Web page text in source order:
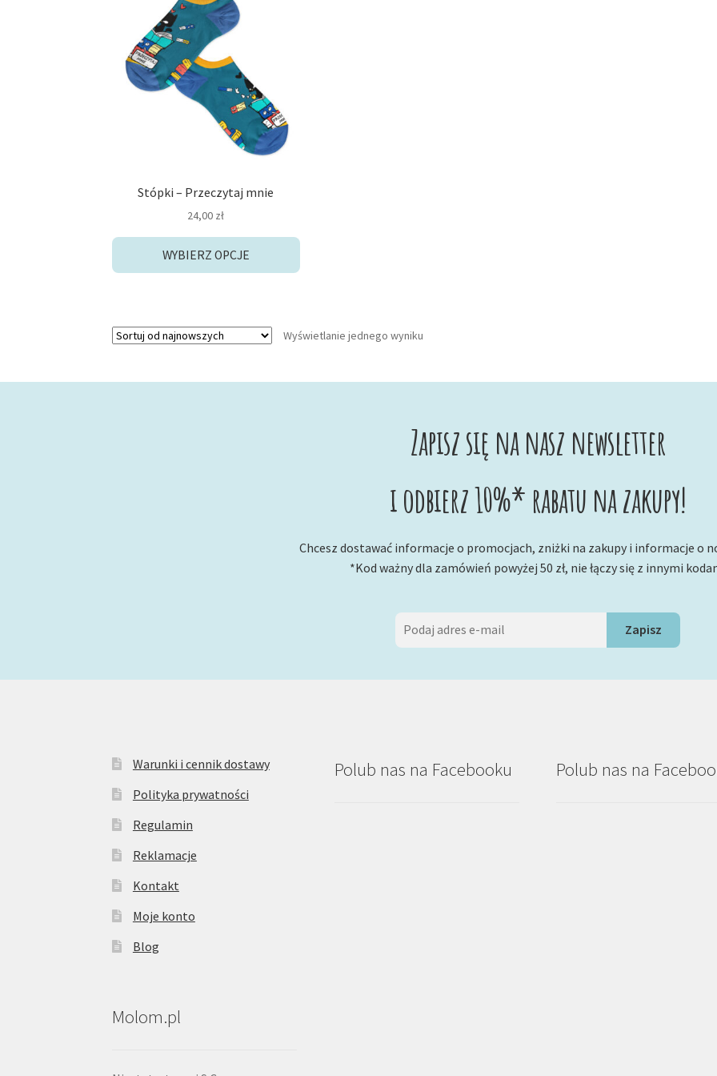
Stópki – Przeczytaj mnie
24,00 zł
WYBIERZ OPCJE
wariantów.
Opcje
można
Wyświetlanie jednego wyniku
Zapisz się na nasz newsletter
i odbierz 10%* rabatu na zakupy!
Chcesz dostawać informacje o promocjach, zniżki na zakupy i informacje o
*Kod ważny dla zamówień powyżej 50 zł, nie łączy się z innymi
Warunki i cennik dostawy
Polityka prywatności
Regulamin
Reklamacje
Kontakt
Moje konto
Blog
Molom.pl
Polub nas na Facebooku Polub nas na